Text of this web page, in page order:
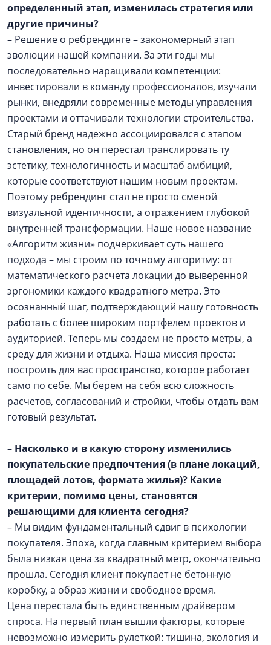
определенный этап, изменилась стратегия или
другие причины?
– Решение о ребрендинге – закономерный этап
эволюции нашей компании. За эти годы мы
последовательно наращивали компетенции:
инвестировали в команду профессионалов, изучали
рынки, внедряли современные методы управления
проектами и оттачивали технологии строительства.
Старый бренд надежно ассоциировался с этапом
становления, но он перестал транслировать ту
эстетику, технологичность и масштаб амбиций,
которые соответствуют нашим новым проектам.
Поэтому ребрендинг стал не просто сменой
визуальной идентичности, а отражением глубокой
внутренней трансформации. Наше новое название
«Алгоритм жизни» подчеркивает суть нашего
подхода – мы строим по точному алгоритму: от
математического расчета локации до выверенной
эргономики каждого квадратного метра. Это
осознанный шаг, подтверждающий нашу готовность
работать с более широким портфелем проектов и
аудиторией. Теперь мы создаем не просто метры, а
среду для жизни и отдыха. Наша миссия проста:
построить для вас пространство, которое работает
само по себе. Мы берем на себя всю сложность
расчетов, согласований и стройки, чтобы отдать вам
готовый результат.
– Насколько и в какую сторону изменились
покупательские предпочтения (в плане локаций,
площадей лотов, формата жилья)? Какие
критерии, помимо цены, становятся
решающими для клиента сегодня?
– Мы видим фундаментальный сдвиг в психологии
покупателя. Эпоха, когда главным критерием выбора
была низкая цена за квадратный метр, окончательно
прошла. Сегодня клиент покупает не бетонную
коробку, а образ жизни и свободное время.
Цена перестала быть единственным драйвером
спроса. На первый план вышли факторы, которые
невозможно измерить рулеткой: тишина, экология и